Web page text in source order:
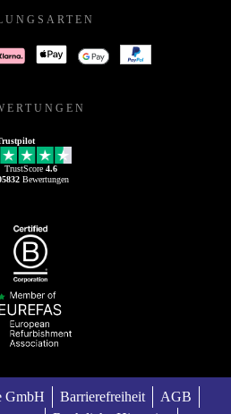
TrustScore 4.6
Bewertungen
GmbH Barrierefreiheit
AGB